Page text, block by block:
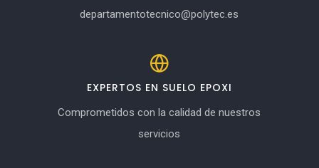
departamentotecnico@polytec.es
EXPERTOS EN SUELO EPOXI
Comprometidos con la calidad de nuestros
servicios